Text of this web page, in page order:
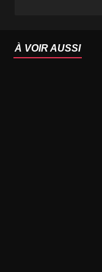
À VOIR AUSSI